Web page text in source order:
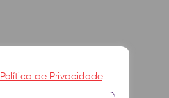
Política de Privacidade.